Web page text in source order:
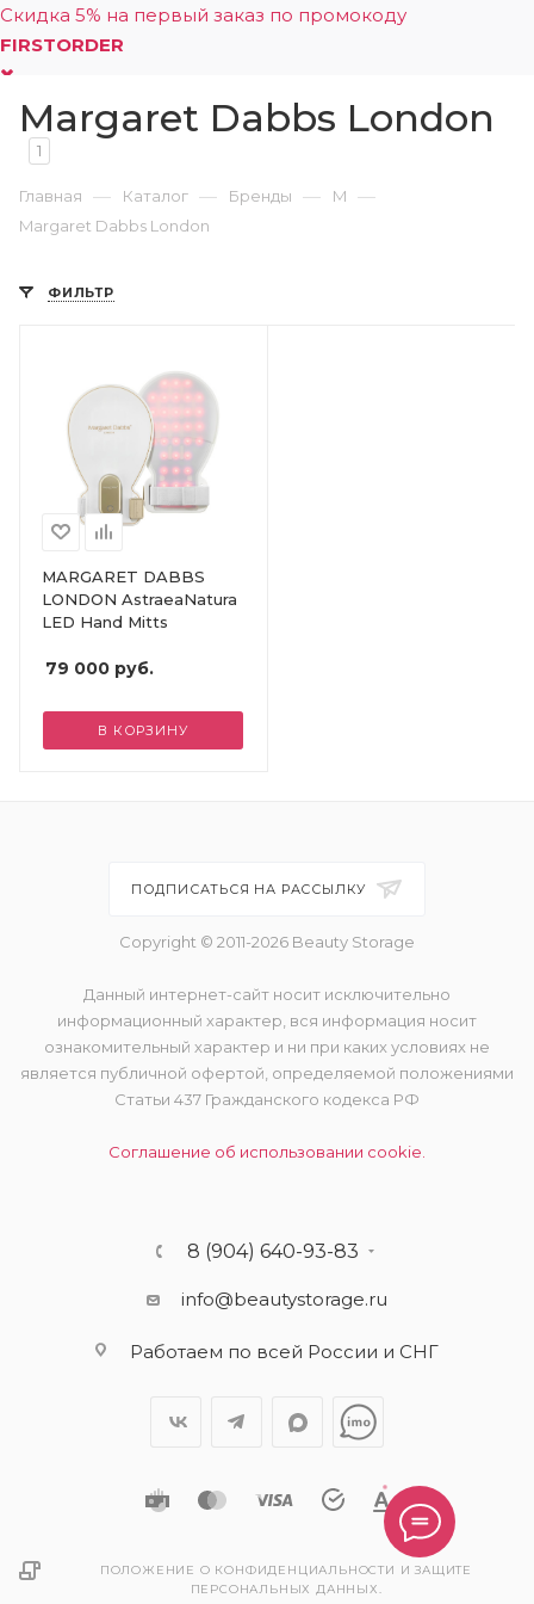
Скидка 5% на первый заказ по промокоду
FIRSTORDER
Margaret Dabbs London
1
Главная — Каталог — Бренды — M —
Margaret Dabbs London
ФИЛЬТР
MARGARET DABBS
LONDON AstraeaNatura
LED Hand Mitts
79 000 руб.
В КОРЗИНУ
ПОДПИСАТЬСЯ НА РАССЫЛКУ
Copyright © 2011-2026 Beauty Storage
Данный интернет-сайт носит исключительно
информационный характер, вся информация носит
ознакомительный характер и ни при каких условиях не
является публичной офертой, определяемой положениями
Статьи 437 Гражданского кодекса РФ
Соглашение об использовании cookie.
8 (904) 640-93-83
info@beautystorage.ru
Работаем по всей России и СНГ
ПОЛОЖЕНИЕ О КОНФИДЕНЦИАЛЬНОСТИ И ЗАЩИТЕ
ПЕРСОНАЛЬНЫХ ДАННЫХ.